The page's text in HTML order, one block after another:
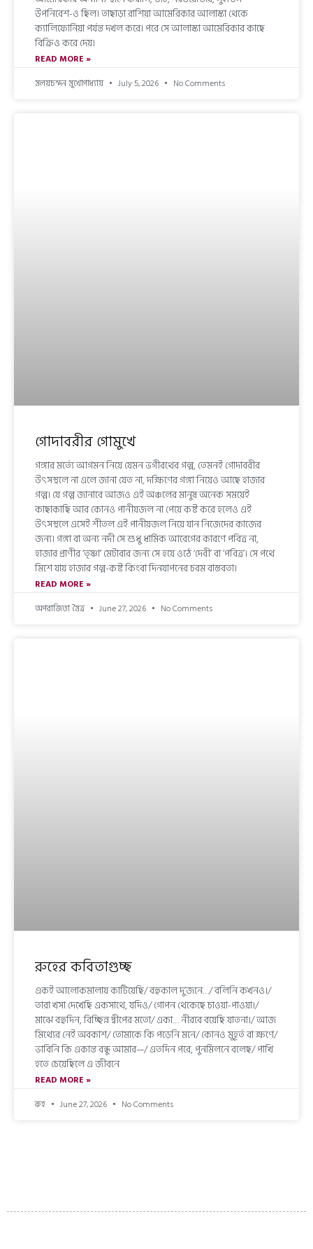
উপনিবেশ-ও ছিল। তাছাড়া রাশিয়া আমেরিকার আলাস্কা থেকে
ক্যালিফোর্নিয়া পর্যন্ত দখল করে। পরে সে আলাস্কা আমেরিকার কাছে
বিক্রিও করে দেয়।
READ MORE »
মলয়চন্দন মুখোপাধ্যায়
July 5, 2026 No Comments
গোদাবরীর গোমুখে
গঙ্গার মর্ত্যে আগমন নিয়ে যেমন ভগীরথের গল্প, তেমনই গোদাবরীর
উৎসস্থলে না এলে জানা যেত না, দক্ষিণের গঙ্গা নিয়েও আছে হাজার
গল্প। যে গল্প জানাবে আজও এই অঞ্চলের মানুষ অনেক সময়েই
কাছাকাছি আর কোনও পানীয়জল না পেয়ে কষ্ট করে হলেও এই
উৎসস্থলে এসেই শীতল এই পানীয়জল নিয়ে যান নিজেদের কাজের
জন্য। গঙ্গা বা অন্য নদী সে শুধু ধার্মিক আবেগের কারণে পবিত্র না,
হাজার প্রাণীর ‘তৃষ্ণা’ মেটাবার জন্য সে হয়ে ওঠে ‘দেবী’ বা ‘পবিত্র’। সে পথে
মিশে যায় হাজার গল্প-কষ্ট কিংবা দিনযাপনের চরম বাস্তবতা।
READ MORE »
অপরাজিতা মৈত্র
June 27, 2026 No Comments
রুহের কবিতাগুচ্ছ
একই আলোকমালায় কাটিয়েছি/ বহুকাল দু’জনে…/ বলিনি কখনও।/
তারা খসা দেখেছি একসাথে, যদিও/ গোপন থেকেছে চাওয়া-পাওয়া।/
মাঝে বহুদিন, বিচ্ছিন্ন দ্বীপের মতো/ একা… নীরবে বয়েছি যাতনা।/ আজ
মিথ্যের নেই অবকাশ/ তোমাকে কি পড়েনি মনে/ কোনও মুহূর্ত বা ক্ষণে/
ভাবিনি কি একান্ত বন্ধু আমার—/ এতদিন পরে, পুনর্মিলনে বলেছ/ পাখি
হতে চেয়েছিলে এ জীবনে
READ MORE »
রুহ
June 27, 2026 No Comments